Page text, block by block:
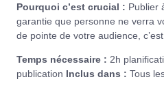
Pourquoi c’est crucial : Publier
garantie que personne ne verra
de pointe de votre audience,
Temps nécessaire : 2h
publication Inclus dans : Tous